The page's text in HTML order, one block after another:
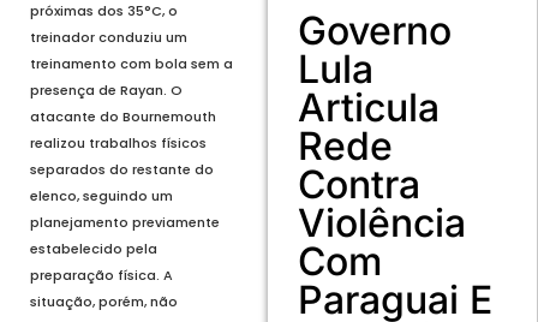
próximas dos 35°C, o
treinador conduziu um
treinamento com bola sem a
presença de Rayan. O
atacante do Bournemouth
realizou trabalhos físicos
separados do restante do
elenco, seguindo um
planejamento previamente
estabelecido pela
preparação física. A
situação, porém, não
Governo
Lula
Articula
Rede
Contra
Violência
Com
Paraguai E